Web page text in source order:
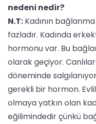
nedeni nedir?
N.T: Kadının
fazladır. Kadında
hormonu var. Bu
olarak geçiyor.
döneminde
gerekli bir hormon.
olmaya yatkın olan
eğilimindedir çünkü